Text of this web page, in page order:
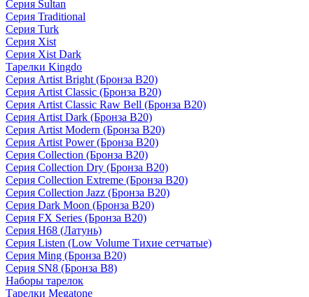
Серия Sultan
Серия Traditional
Серия Turk
Серия Xist
Серия Xist Dark
Тарелки Kingdo
Серия Artist Bright (Бронза B20)
Серия Artist Classic (Бронза B20)
Серия Artist Classic Raw Bell (Бронза B20)
Серия Artist Dark (Бронза B20)
Серия Artist Modern (Бронза B20)
Серия Artist Power (Бронза B20)
Серия Collection (Бронза B20)
Серия Collection Dry (Бронза B20)
Серия Collection Extreme (Бронза B20)
Серия Collection Jazz (Бронза B20)
Серия Dark Moon (Бронза B20)
Серия FX Series (Бронза B20)
Серия H68 (Латунь)
Серия Listen (Low Volume Тихие сетчатые)
Серия Ming (Бронза B20)
Серия SN8 (Бронза B8)
Наборы тарелок
Тарелки Megatone